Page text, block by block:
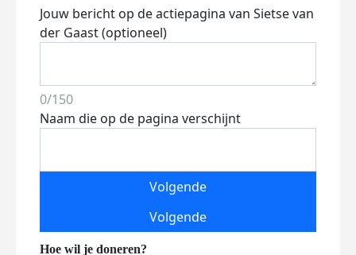
Jouw bericht op de actiepagina van Sietse van
der Gaast (optioneel)
0/150
Naam die op de pagina verschijnt
Volgende
Volgende